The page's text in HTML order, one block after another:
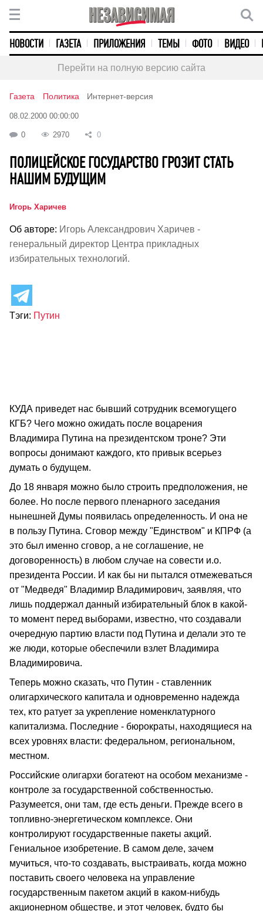
НОВОСТИ ГАЗЕТА ПРИЛОЖЕНИЯ ТЕМЫ ФОТО ВИДЕО
Перейти на полную версию сайта
Газета Политика Интернет-версия
08.02.2000 00:00:00
0 2970 0
ПОЛИЦЕЙСКОЕ ГОСУДАРСТВО ГРОЗИТ СТАТЬ
НАШИМ БУДУЩИМ
Игорь Харичев
Об авторе: Игорь Александрович Харичев -
генеральный директор Центра прикладных
избирательных технологий.
Тэги: Путин
КУДА приведет нас бывший сотрудник всемогущего
КГБ? Чего можно ожидать после воцарения
Владимира Путина на президентском троне? Эти
вопросы донимают каждого, кто привык всерьез
думать о будущем.
До 18 января можно было строить предположения, не
более. Но после первого пленарного заседания
нынешней Думы появилась определенность. И она не
в пользу Путина. Сговор между "Единством" и КПРФ (а
это был именно сговор, а не соглашение, не
договоренность) в любом случае на совести и.о.
президента России. И как бы ни пытался отмежеваться
от "Медведя" Владимир Владимирович, заявляя, что
лишь поддержал данный избирательный блок в какой-
то момент перед выборами, известно, что создавали
очередную партию власти под Путина и делали это те
же люди, которые обеспечили взлет Владимира
Владимировича.
Теперь можно сказать, что Путин - ставленник
олигархического капитала и одновременно надежда
тех, кто ратует за укрепление номенклатурного
капитализма. Последние - бюрократы, находящиеся на
всех уровнях власти: федеральном, региональном,
местном.
Российские олигархи богатеют на особом механизме -
контроле за государственной собственностью.
Разумеется, они там, где есть деньги. Прежде всего в
топливно-энергетическом комплексе. Они
контролируют государственные пакеты акций.
Гениальное изобретение. В самом деле, зачем
мучиться, что-то создавать, выстраивать, когда можно
поставить своего человека на управление
государственным пакетом акций в каком-нибудь
акционерном обществе, и этот человек, будто бы